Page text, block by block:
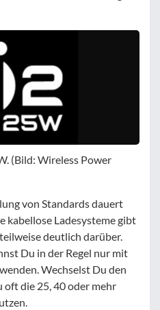
(Bild: Wireless Power
von Standards dauert
kabellose Ladesysteme gibt
deutlich darüber.
Du in der Regel nur mit
Wechselst Du den
oft die 25, 40 oder mehr